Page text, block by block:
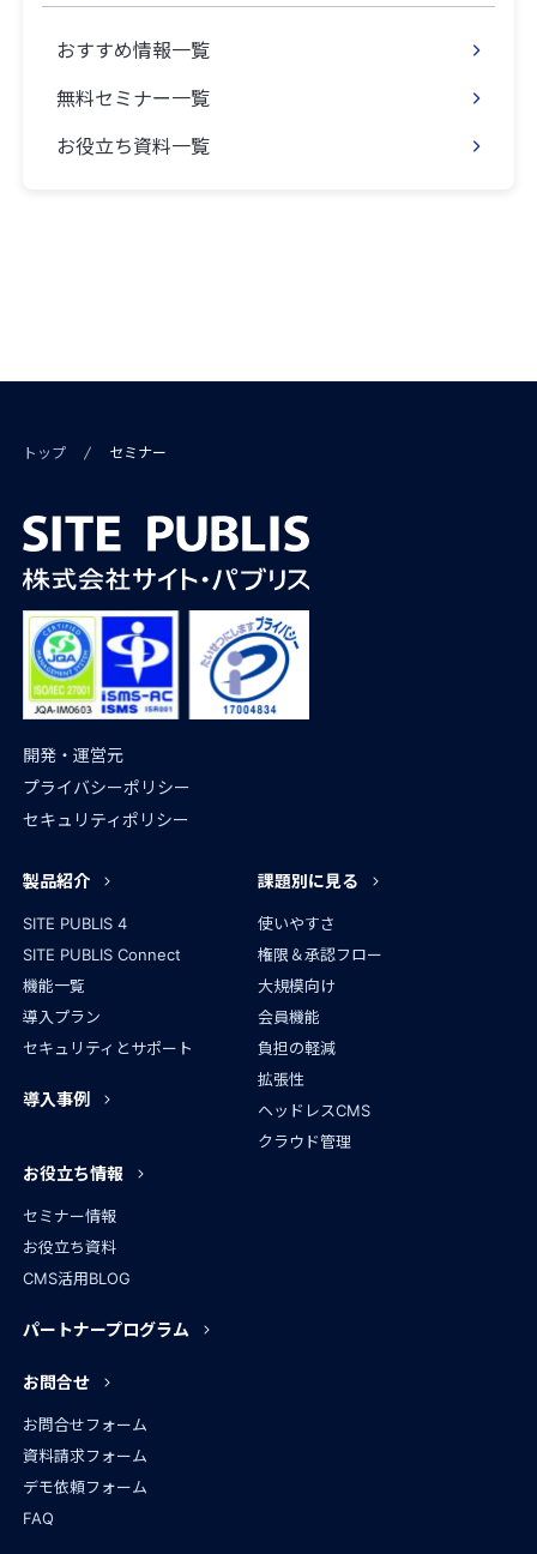
おすすめ情報一覧
無料セミナー一覧
お役立ち資料一覧
トップ セミナー
開発・運営元
プライバシーポリシー
セキュリティポリシー
製品紹介
SITE PUBLIS 4
SITE PUBLIS Connect
機能一覧
導入プラン
セキュリティとサポート
導入事例
課題別に見る
使いやすさ
権限＆承認フロー
大規模向け
会員機能
負担の軽減
拡張性
ヘッドレスCMS
クラウド管理
お役立ち情報
セミナー情報
お役立ち資料
CMS活用BLOG
パートナープログラム
お問合せ
お問合せフォーム
資料請求フォーム
デモ依頼フォーム
FAQ